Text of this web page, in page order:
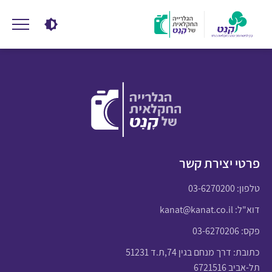
פרטי יצירת קשר
טלפון:03-6270200
דוא"ל:kanat@kanat.co.il
פקס: 03-6270206
כתובת: דרך מנחם בגין 74,ת.ד 51231
תל-אביב 6721516